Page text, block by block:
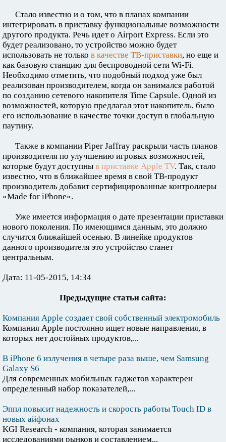
Стало известно и о том, что в планах компании
интегрировать в приставку функциональные возможности
другого продукта. Речь идет о Airport Express. Если это
будет реализовано, то устройство можно будет
использовать не только в качестве ТВ-приставки, но еще и
как базовую станцию для беспроводной сети Wi-Fi.
Необходимо отметить, что подобный подход уже был
реализован производителем, когда он занимался работой
по созданию сетевого накопителя Time Capsule. Одной из
возможностей, которую предлагал этот накопитель, было
его использование в качестве точки доступ в глобальную
паутину.
Также в компании Piper Jaffray раскрыли часть планов
производителя по улучшению игровых возможностей,
которые будут доступны в приставке Apple TV. Так, стало
известно, что в ближайшее время в свой ТВ-продукт
производитель добавит сертифицированные контроллеры
«Made for iPhone».
Уже имеется информация о дате презентации приставки
нового поколения. По имеющимся данным, это должно
случится ближайшей осенью. В линейке продуктов
данного производителя это устройство станет
центральным.
Дата: 11-05-2015, 14:34
Предыдущие статьи сайта:
Компания Apple создает свой собственный электромобиль
Компания Apple постоянно ищет новые направления, в
которых нет достойных продуктов,...
В iPhone 6 излучения в четыре раза выше, чем Samsung
Galaxy S6
Для современных мобильных гаджетов характерен
определенный набор показателей,...
Эппл повысит надежность и скорость работы Touch ID в
новых айфонах
KGI Research - компания, которая занимается
исследованиями рынков и составлением...